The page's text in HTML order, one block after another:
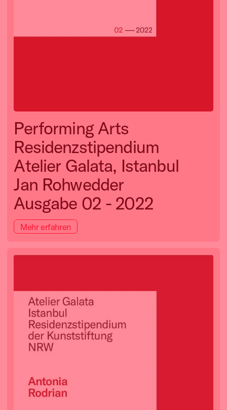
Performing Arts
Residenzstipendium
Atelier Galata, Istanbul
Jan Rohwedder
Ausgabe 02 - 2022
Mehr erfahren